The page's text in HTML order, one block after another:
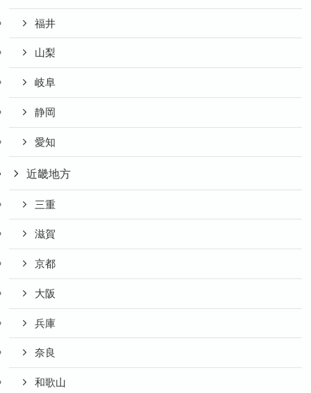
福井
山梨
岐阜
静岡
愛知
近畿地方
三重
滋賀
京都
大阪
兵庫
奈良
和歌山